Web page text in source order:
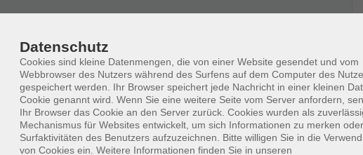
Ort / Raum
– 19:00 Uhr
vhs, Schulstr. 9, Raum
P, OG
– 19:00 Uhr
vhs, Schulstr. 9, Raum
Datenschutz
Cookies sind kleine Datenmengen, die von einer Website gesendet und vom
Webbrowser des Nutzers während des Surfens auf dem Computer des
gespeichert werden. Ihr Browser speichert jede Nachricht in einer kleinen
Cookie genannt wird. Wenn Sie eine weitere Seite vom Server anfordern,
Ihr Browser das Cookie an den Server zurück. Cookies wurden als
Mechanismus für Websites entwickelt, um sich Informationen zu merken
Surfaktivitäten des Benutzers aufzuzeichnen. Bitte willigen Sie in die
von Cookies ein. Weitere Informationen finden Sie in unseren